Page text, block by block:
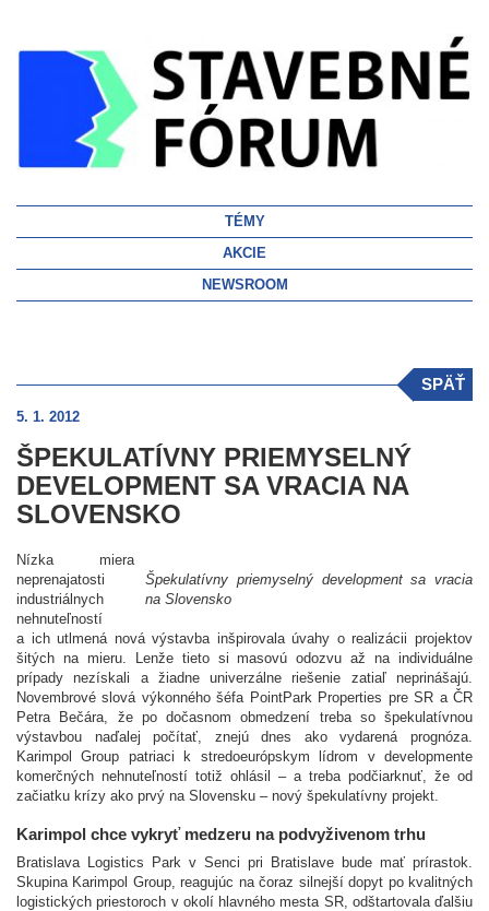
TÉMY
AKCIE
NEWSROOM
SPÄŤ
5. 1. 2012
ŠPEKULATÍVNY PRIEMYSELNÝ
DEVELOPMENT SA VRACIA NA
SLOVENSKO
Špekulatívny priemyselný development sa vracia
na Slovensko
Nízka miera
neprenajatosti
industriálnych
nehnuteľností
a ich utlmená nová výstavba inšpirovala úvahy o realizácii projektov
šitých na mieru. Lenže tieto si masovú odozvu až na individuálne
prípady nezískali a žiadne univerzálne riešenie zatiaľ neprinášajú.
Novembrové slová výkonného šéfa PointPark Properties pre SR a ČR
Petra Bečára, že po dočasnom obmedzení treba so špekulatívnou
výstavbou naďalej počítať, znejú dnes ako vydarená prognóza.
Karimpol Group patriaci k stredoeurópskym lídrom v developmente
komerčných nehnuteľností totiž ohlásil – a treba podčiarknuť, že od
začiatku krízy ako prvý na Slovensku – nový špekulatívny projekt.
Karimpol chce vykryť medzeru na podvyživenom trhu
Bratislava Logistics Park v Senci pri Bratislave bude mať prírastok.
Skupina Karimpol Group, reagujúc na čoraz silnejší dopyt po kvalitných
logistických priestoroch v okolí hlavného mesta SR, odštartovala ďalšiu